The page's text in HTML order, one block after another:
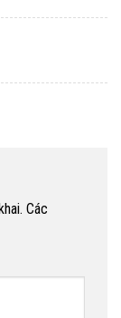
Các